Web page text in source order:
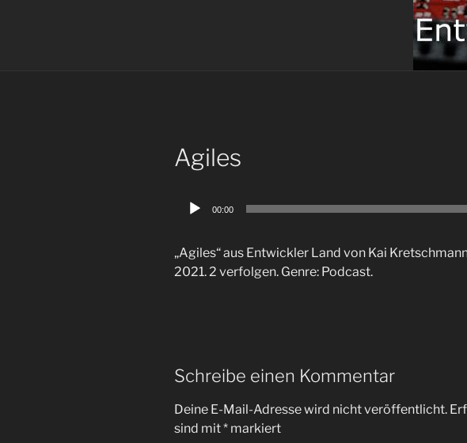
Agiles
Audio-
00:00
„Agiles“ aus Entwickler Land von Kai
2021. 2 verfolgen. Genre: Podcast.
Schreibe einen Kommentar
Deine E-Mail-Adresse wird nicht veröffentlicht.
sind mit* markiert